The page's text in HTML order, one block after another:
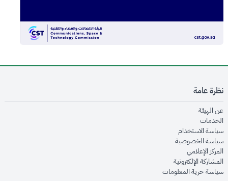
نظرة عامة
عن الهيئةopens in new window
الخدماتopens in new window
سياسة الاستخدام
سياسة الخصوصيةopens in new window
المركز الإعلاميopens in new window
المشاركة الإلكترونيةopens in new window
سياسة حرية المعلوماتopens in new window